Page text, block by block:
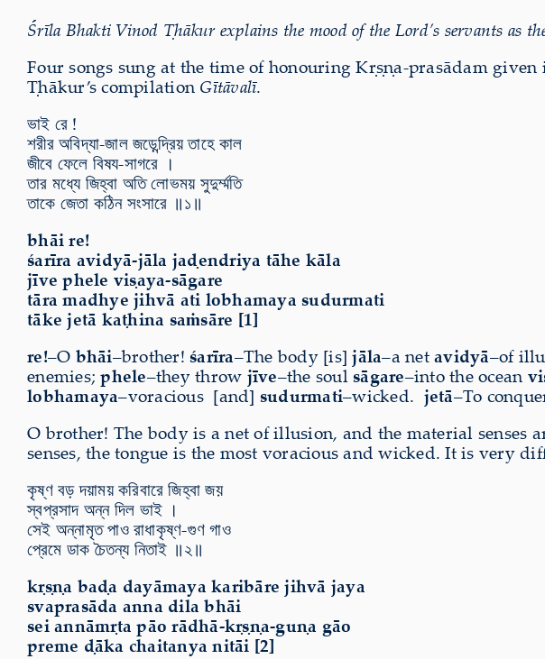
Śrīla Bhakti Vinod Ṭhākur explains the mood of the Lord’s servants as
Four songs sung at the time of honouring Kṛṣṇa-prasādam given
Ṭhākur’s compilation Gītāvalī.
ভাই রে !
শরীর অবিদ্যা-জাল জড়েন্দ্রিয় তাহে কাল
জীবে ফেলে বিষয-সাগরে ।
তার মধ্যে জিহ্বা অতি লোভময় সুদুর্ম্মতি
তাকে জেতা কঠিন সংসারে ॥১॥
bhāi re!
śarīra avidyā-jāla jaḍendriya tāhe kāla
jīve phele viṣaya-sāgare
tāra madhye jihvā ati lobhamaya sudurmati
tāke jetā kaṭhina saṁsāre [1]
re!–O bhāi–brother! śarīra–The body [is]jāla–a netavidyā–of
enemies;phele–they throw jīve–the soul sāgare–into the ocean
lobhamaya–voracious [and] sudurmati–wicked. jetā–To
O brother! The body is a net of illusion, and the material senses
senses, the tongue is the most voracious and wicked. It is very
কৃষ্ণ বড় দয়াময় করিবারে জিহ্বা জয়
স্বপ্রসাদ অন্ন দিল ভাই ।
সেই অন্নামৃত পাও রাধাকৃষ্ণ-গুণ গাও
প্রেমে ডাক চৈতন্য নিতাই ॥২॥
kṛṣṇa baḍa dayāmaya karibāre jihvā jaya
svaprasāda anna dila bhāi
sei annāmṛta pāo rādhā-kṛṣṇa-guṇa gāo
preme ḍāka chaitanya nitāi [2]